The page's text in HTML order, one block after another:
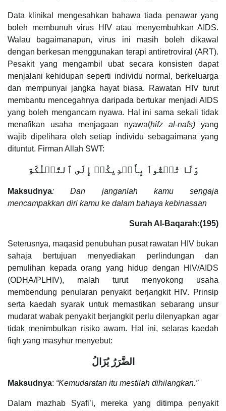
Data klinikal mengesahkan bahawa tiada penawar yang
boleh membunuh virus HIV atau menyembuhkan AIDS.
Walau bagaimanapun, virus ini masih boleh dikawal
dengan berkesan menggunakan terapi antiretroviral (ART).
Pesakit yang mengambil ubat secara konsisten dapat
menjalani kehidupan seperti individu normal, berkeluarga
dan mempunyai jangka hayat biasa. Rawatan HIV turut
membantu mencegahnya daripada bertukar menjadi AIDS
yang boleh mengancam nyawa. Hal ini sama sekali tidak
menafikan usaha menjagaan nyawa(hifz al-nafs) yang
wajib dipelihara oleh setiap individu sebagaimana yang
dituntut. Firman Allah SWT:
وَلَا تُلۡقُواْ بِأَيۡدِيكُمۡ إِلَى ٱلتَّهۡلُكَةِ
Maksudnya: Dan janganlah kamu sengaja
mencampakkan diri kamu ke dalam bahaya kebinasaan
Surah Al-Baqarah:(195)
Seterusnya, maqasid penubuhan pusat rawatan HIV bukan
sahaja bertujuan menyediakan perlindungan dan
pemulihan kepada orang yang hidup dengan HIV/AIDS
(ODHA/PLHIV), malah turut menyokong usaha
membendung penularan penyakit berjangkit HIV. Prinsip
serta kaedah syarak untuk memastikan sebarang unsur
mudarat wabak penyakit berjangkit perlu dilenyapkan agar
tidak menimbulkan risiko awam. Hal ini, selaras kaedah
fiqh yang masyhur menyebut:
الضَّرَرُ يُزَالُ
Maksudnya: “Kemudaratan itu mestilah dihilangkan.”
Dalam mazhab Syafi’i, mereka yang ditimpa penyakit